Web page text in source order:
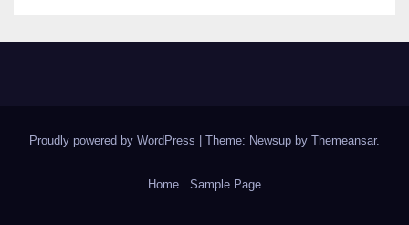
Proudly powered by WordPress | Theme: Newsup by Themeansar.
Home Sample Page